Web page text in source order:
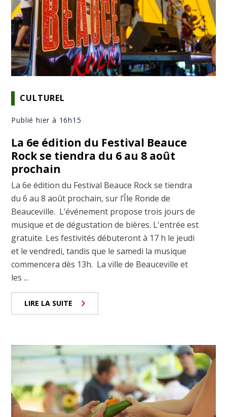
CULTUREL
Publié hier à 16h15
La 6e édition du Festival Beauce
Rock se tiendra du 6 au 8 août
prochain
La 6e édition du Festival Beauce Rock se tiendra
du 6 au 8 août prochain, sur l’Île Ronde de
Beauceville. L’événement propose trois jours de
musique et de dégustation de bières. L'entrée est
gratuite. Les festivités débuteront à 17 h le jeudi
et le vendredi, tandis que le samedi la musique
commencera dès 13h. La ville de Beauceville et
les ...
LIRE LA SUITE